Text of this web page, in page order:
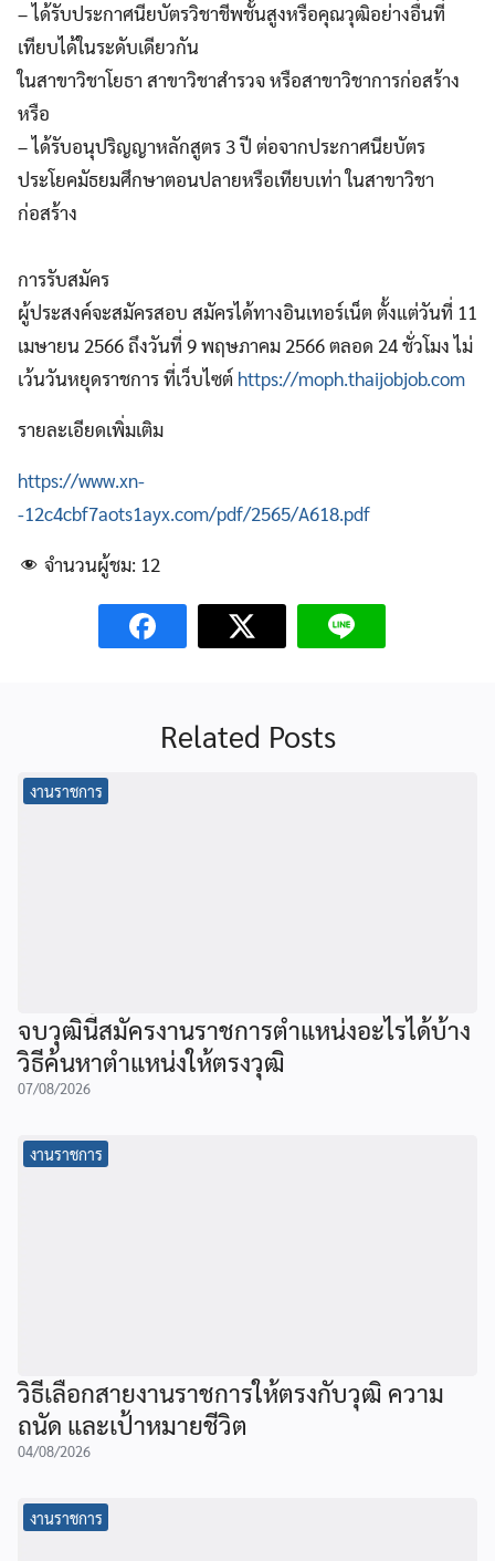
– ได้รับประกาศนียบัตรวิชาชีพชั้นสูงหรือคุณวุฒิอย่างอื่นที่
เทียบได้ในระดับเดียวกัน
ในสาขาวิชาโยธา สาขาวิชาสำรวจ หรือสาขาวิชาการก่อสร้าง
หรือ
– ได้รับอนุปริญญาหลักสูตร 3 ปี ต่อจากประกาศนียบัตร
ประโยคมัธยมศึกษาตอนปลายหรือเทียบเท่า ในสาขาวิชา
ก่อสร้าง
การรับสมัคร
ผู้ประสงค์จะสมัครสอบ สมัครได้ทางอินเทอร์เน็ต ตั้งแต่วันที่ 11
เมษายน 2566 ถึงวันที่ 9 พฤษภาคม 2566 ตลอด 24 ชั่วโมง ไม่
เว้นวันหยุดราชการ ที่เว็บไซต์ https://moph.thaijobjob.com
รายละเอียดเพิ่มเติม
https://www.xn-
-12c4cbf7aots1ayx.com/pdf/2565/A618.pdf
จำนวนผู้ชม: 12
Related Posts
งานราชการ
จบวุฒินี้สมัครงานราชการตำแหน่งอะไรได้บ้าง
วิธีค้นหาตำแหน่งให้ตรงวุฒิ
07/08/2026
งานราชการ
วิธีเลือกสายงานราชการให้ตรงกับวุฒิ ความ
ถนัด และเป้าหมายชีวิต
04/08/2026
งานราชการ